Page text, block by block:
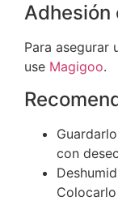
Adhesión
Para asegurar
use Magigoo.
con